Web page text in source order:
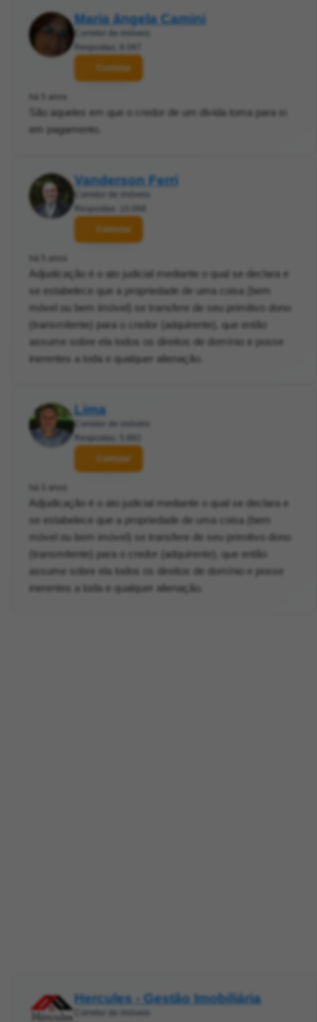
Maria ângela Camini
Contatar
São aqueles em que o credor de um divida toma para si
em pagamento.
Vanderson Ferri
Contatar
Adjudicação é o ato judicial mediante o qual se declara e
se estabelece que a propriedade de uma coisa (bem
móvel ou bem imóvel) se transfere de seu primitivo dono
(transmitente) para o credor (adquirente), que então
assume sobre ela todos os direitos de domínio e posse
inerentes a toda e qualquer alienação.
Lima
Contatar
Adjudicação é o ato judicial mediante o qual se declara e
se estabelece que a propriedade de uma coisa (bem
móvel ou bem imóvel) se transfere de seu primitivo dono
(transmitente) para o credor (adquirente), que então
assume sobre ela todos os direitos de domínio e posse
inerentes a toda e qualquer alienação.
Hercules - Gestão Imobiliária